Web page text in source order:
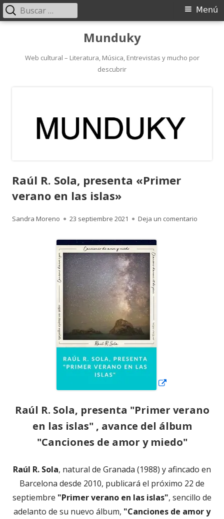
contenido
Munduky
Web cultural – Literatura, Música, Entrevistas y mucho por
descubrir
Menú
Menú
Buscar:
Raúl R. Sola, presenta «Primer
verano en las islas»
Autor
Sandra Moreno
Publicado
23 septiembre 2021 Deja un comentario
Raúl R. Sola, presenta "Primer verano
en las islas" , avance del álbum
"Canciones de amor y miedo"
Raúl R. Sola, natural de Granada (1988) y afincado en
Barcelona desde 2010, publicará el próximo 22 de
septiembre "Primer verano en las islas", sencillo de
adelanto de su nuevo álbum, "Canciones de amor y